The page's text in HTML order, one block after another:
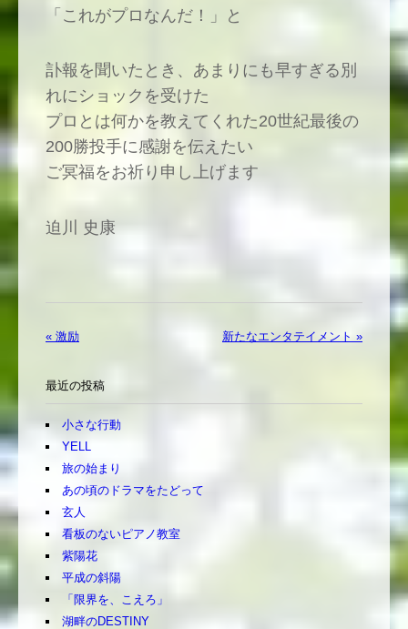
「これがプロなんだ！」と
訃報を聞いたとき、あまりにも早すぎる別
れにショックを受けた
プロとは何かを教えてくれた20世紀最後の
200勝投手に感謝を伝えたい
ご冥福をお祈り申し上げます
迫川 史康
« 激励 新たなエンタテイメント »
最近の投稿
小さな行動
YELL
旅の始まり
あの頃のドラマをたどって
玄人
看板のないピアノ教室
紫陽花
平成の斜陽
「限界を、こえろ」
湖畔のDESTINY